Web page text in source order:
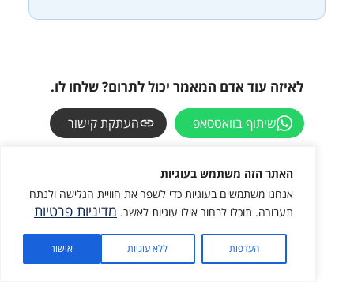
האתר הזה משתמש בעוגיות
אנחנו משתמשים בעוגיות כדי לשפר את חוויית הגלישה ולנתח
תעבורה. תוכלו לבחור אילו עוגיות לאשר. מדיניות פרטיות
העדפות ללא עוגיות אישור
לאיזה עוד אדם המאמר יכול לתרום? שלחו לו.
שיתוף בוואטסאפ העתקת קישור
מתנה בשבילך